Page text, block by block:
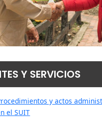
Y SERVICIOS
y actos
el SUIT